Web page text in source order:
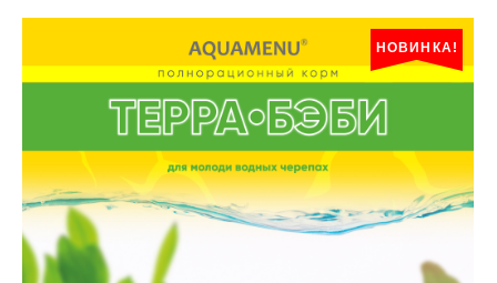
НОВИНКА!